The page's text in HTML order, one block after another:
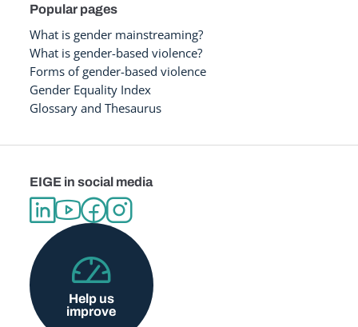
Popular pages
What is gender mainstreaming?
What is gender-based violence?
Forms of gender-based violence
Gender Equality Index
Glossary and Thesaurus
EIGE in social media
Help us
improve